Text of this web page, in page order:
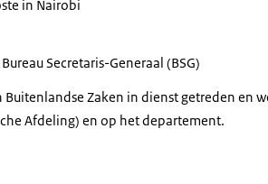
in Nairobi
Secretaris-Generaal (BSG)
Zaken in dienst getreden en
Afdeling) en op het departement.